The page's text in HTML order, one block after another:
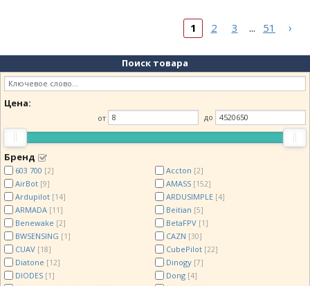
1 2 3 ... 51 ›
Поиск товара
Цена:
от до
Бренд
603 700 [2] Accton [2]
AirBot [9] AMASS [152]
Ardupilot [14] ARDUSIMPLE [4]
ARMADA [11] Beitian [5]
Benewake [2] BetaFPV [1]
BWSENSING [1] CAZN [30]
CUAV [18] CubePilot [22]
Diatone [12] Dinogy [7]
DIODES [1] Dong [4]